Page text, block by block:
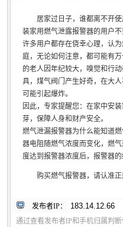
居家过日子，谁都离不开
装家用燃气泄露报警器的用户
许多用户都存在侥幸心理，认
庭，无论如何注意，都可能有
的老人因年纪较大，嗅觉和行
具，煤气阀门产生好奇，在大
可能引起爆炸。
因此，专家提醒您：在家中安
芽，保障人身和财产安全。
燃气泄漏报警器为什么能知道
器电阻随燃气浓度而变化，燃
度达到报警器浓度后，报警器
购买燃气报警器，请认准
发布者IP：
通过查看发布者IP和手机归属判